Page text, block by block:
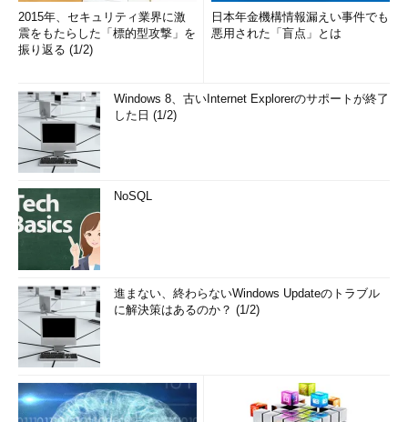
2015年、セキュリティ業界に激
震をもたらした「標的型攻撃」を
振り返る (1/2)
日本年金機構情報漏えい事件でも
悪用された「盲点」とは
Windows 8、古いInternet Explorerのサポートが終了
した日 (1/2)
NoSQL
進まない、終わらないWindows Updateのトラブル
に解決策はあるのか？ (1/2)